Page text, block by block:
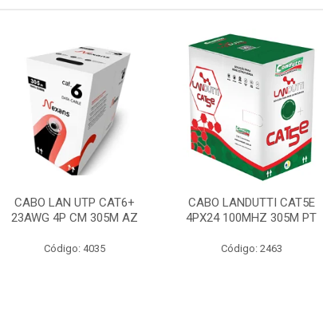
CABO LAN UTP CAT6+
23AWG 4P CM 305M AZ
Código: 4035
CABO LANDUTTI CAT5E
4PX24 100MHZ 305M PT
Código: 2463